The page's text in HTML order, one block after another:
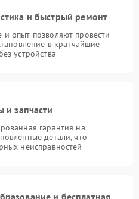
и быстрый ремонт
опыт позволяют провести
в кратчайшие
устройства
и запчасти
гарантия на
детали, что
неисправностей